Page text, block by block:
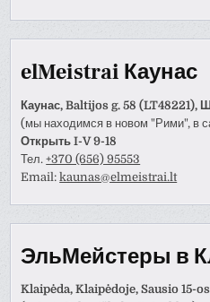
elMeistrai Каунас
Каунас, Baltijos g. 58 (LT48221),
(мы находимся в новом "Рими", в
Открыть I-V 9-18
Тел.+370 (656) 95553
Email:kaunas@elmeistrai.lt
ЭльМейстеры в
Klaipėda, Klaipėdoje, Sausio 15-